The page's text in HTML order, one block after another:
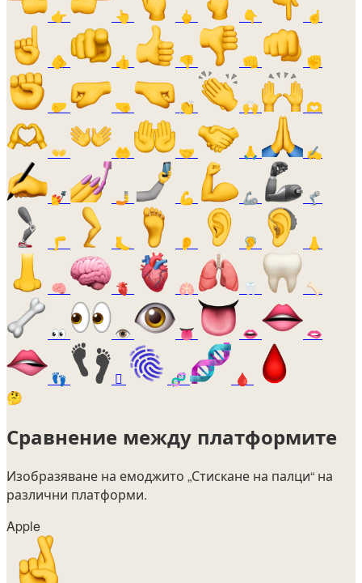
👉 👆 🖕 👇 ☝️
🫵 👍 👎 👊 ✊
🤛 🤜 👏 🙌 🫶
👐 🤲 🤝 🙏 ✍️
💅 🤳 💪 🦾 🦿
🦵 🦶 👂 🦻 👃
🧠 🫀 🫁 🦷 🦴
👀 👁️ 👅 👄 🫦
👣 🫆 🧬
🩸
🤔
Сравнение между платформите
Изобразяване на емоджито „Стискане на палци“ на
различни платформи.
Apple